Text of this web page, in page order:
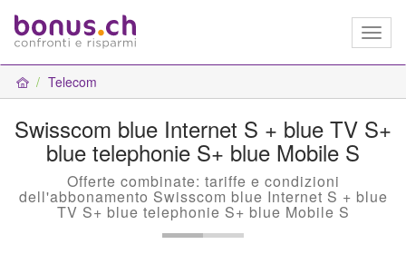
Telecom
Swisscom blue Internet S + blue TV S+
blue telephonie S+ blue Mobile S
Offerte combinate: tariffe e condizioni
dell'abbonamento Swisscom blue Internet S + blue
TV S+ blue telephonie S+ blue Mobile S